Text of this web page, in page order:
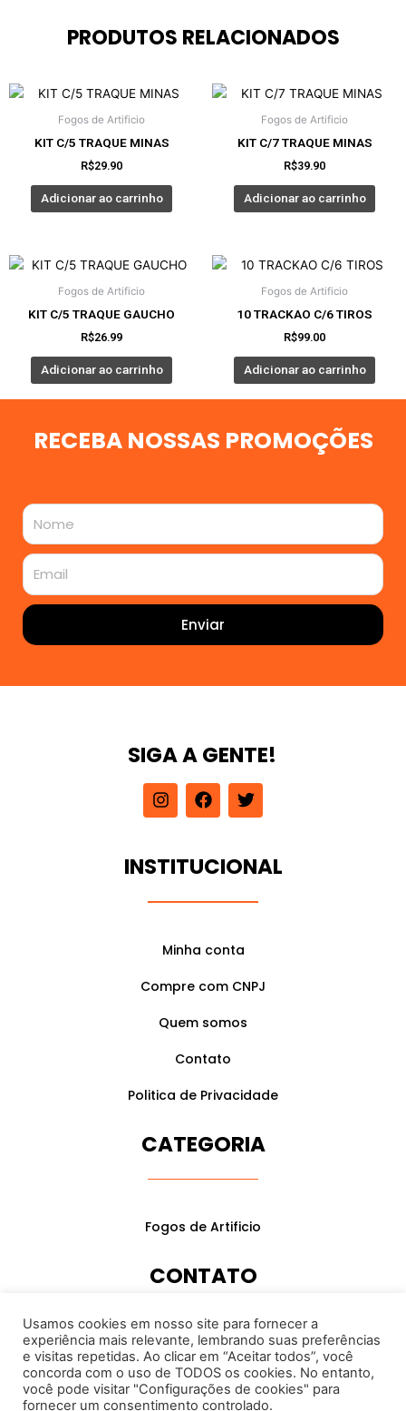
PRODUTOS RELACIONADOS
Fogos de Artificio
KIT C/5 TRAQUE MINAS
R$29.90
Adicionar ao carrinho
Fogos de Artificio
KIT C/7 TRAQUE MINAS
R$39.90
Adicionar ao carrinho
Fogos de Artificio
KIT C/5 TRAQUE GAUCHO
R$26.99
Adicionar ao carrinho
Fogos de Artificio
10 TRACKAO C/6 TIROS
R$99.00
Adicionar ao carrinho
RECEBA NOSSAS PROMOÇÕES
Nome
Email
Enviar
SIGA A GENTE!
I
n
a
g
F
a
b
o
T
w
t
e
INSTITUCIONAL
Minha conta
Compre com CNPJ
Quem somos
Contato
Politica de Privacidade
CATEGORIA
Fogos de Artificio
CONTATO
(31) 98424-9088
contato@eucomprodireto.com.br
Usamos cookies em nosso site para fornecer a
experiência mais relevante, lembrando suas preferências
e visitas repetidas. Ao clicar em “Aceitar todos”, você
concorda com o uso de TODOS os cookies. No entanto,
você pode visitar "Configurações de cookies" para
fornecer um consentimento controlado.